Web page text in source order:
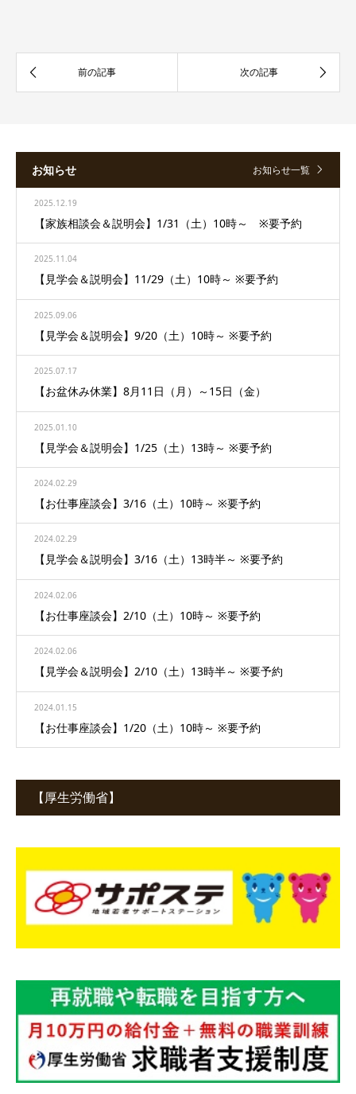
お知らせ お知らせ一覧
2025.12.19
【家族相談会＆説明会】1/31（土）10時～ ※要予約
2025.11.04
【見学会＆説明会】11/29（土）10時～ ※要予約
2025.09.06
【見学会＆説明会】9/20（土）10時～ ※要予約
2025.07.17
【お盆休み休業】8月11日（月）～15日（金）
2025.01.10
【見学会＆説明会】1/25（土）13時～ ※要予約
2024.02.29
【お仕事座談会】3/16（土）10時～ ※要予約
2024.02.29
【見学会＆説明会】3/16（土）13時半～ ※要予約
2024.02.06
【お仕事座談会】2/10（土）10時～ ※要予約
2024.02.06
【見学会＆説明会】2/10（土）13時半～ ※要予約
2024.01.15
【お仕事座談会】1/20（土）10時～ ※要予約
【厚生労働省】